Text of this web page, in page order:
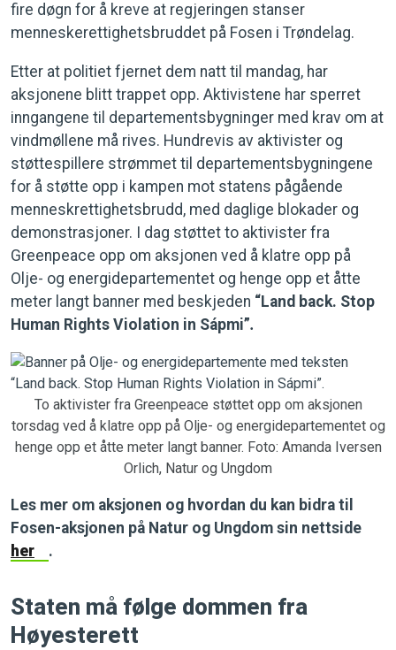
fire døgn for å kreve at regjeringen stanser
menneskerettighetsbruddet på Fosen i Trøndelag.
Etter at politiet fjernet dem natt til mandag, har
aksjonene blitt trappet opp. Aktivistene har sperret
inngangene til departementsbygninger med krav om at
vindmøllene må rives. Hundrevis av aktivister og
støttespillere strømmet til departementsbygningene
for å støtte opp i kampen mot statens pågående
menneskrettighetsbrudd, med daglige blokader og
demonstrasjoner. I dag støttet to aktivister fra
Greenpeace opp om aksjonen ved å klatre opp på
Olje- og energidepartementet og henge opp et åtte
meter langt banner med beskjeden “Land back. Stop
Human Rights Violation in Sápmi”.
To aktivister fra Greenpeace støttet opp om aksjonen
torsdag ved å klatre opp på Olje- og energidepartementet og
henge opp et åtte meter langt banner. Foto: Amanda Iversen
Orlich, Natur og Ungdom
Les mer om aksjonen og hvordan du kan bidra til
Fosen-aksjonen på Natur og Ungdom sin nettside
her
.
Staten må følge dommen fra
Høyesterett